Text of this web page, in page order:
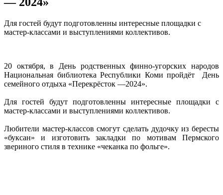
Для гостей будут подготовленны интересные площадки с
мастер-классами и выступлениями коллективов.
20 октября, в День родственных финно-угорских народов
Национальная библиотека Республики Коми пройдёт День
семейного отдыха «Перекрёсток —2024».
Для гостей будут подготовленны интересные площадки с
мастер-классами и выступлениями коллективов.
Любители мастер-классов смогут сделать дудочку из бересты
«буксан» и изготовить закладки по мотивам Пермского
звериного стиля в технике «чеканка по фольге».